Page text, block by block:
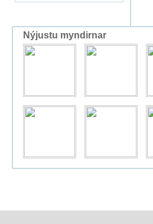
Nýjustu myndirnar